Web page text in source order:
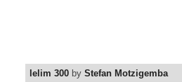
lelim 300 by Stefan Motzigemba